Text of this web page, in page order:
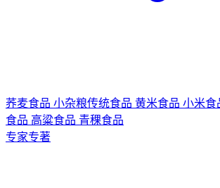
荞麦食品 小杂粮传统食品 黄米食品 小米食
食品 高粱食品 青稞食品
专家专著